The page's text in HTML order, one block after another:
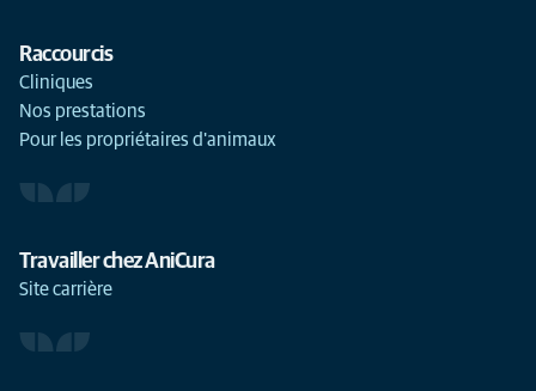
Raccourcis
Cliniques
Nos prestations
Pour les propriétaires d'animaux
Travailler chez AniCura
Site carrière